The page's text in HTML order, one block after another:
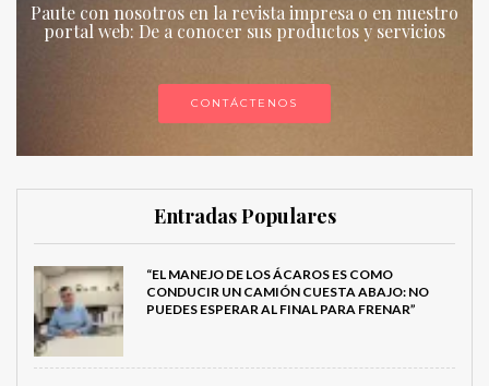
Paute con nosotros en la revista impresa o en nuestro
portal web: De a conocer sus productos y servicios
CONTÁCTENOS
Entradas Populares
“EL MANEJO DE LOS ÁCAROS ES COMO
CONDUCIR UN CAMIÓN CUESTA ABAJO: NO
PUEDES ESPERAR AL FINAL PARA FRENAR”